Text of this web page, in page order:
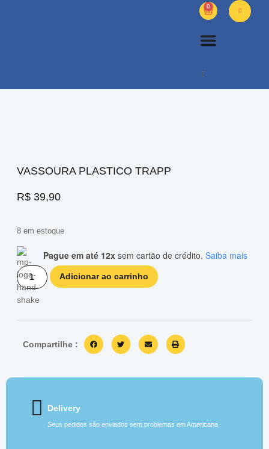
0
VASSOURA PLASTICO TRAPP
R$ 39,90
8 em estoque
Pague em até 12x sem cartão de crédito. Saiba mais
Adicionar ao carrinho
Compartilhe :
Delivery
Seus pedidos são enviados sem problemas em Americana